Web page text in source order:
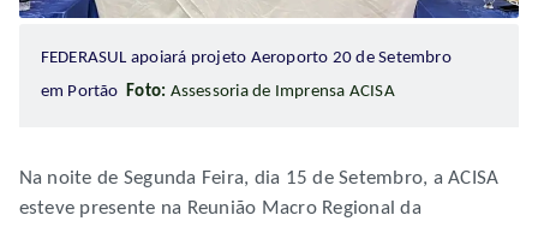
FEDERASUL apoiará projeto Aeroporto 20 de Setembro
em PortãoFoto: Assessoria de Imprensa ACISA
Na noite de Segunda Feira, dia 15 de Setembro, a ACISA
esteve presente na Reunião Macro Regional da